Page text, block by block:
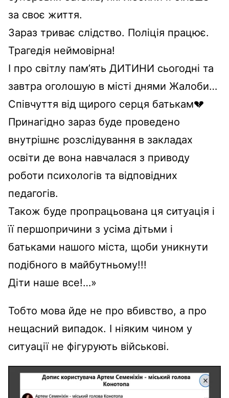
за своє життя.
Зараз триває слідство. Поліція працює.
Трагедія неймовірна!
І про світлу пам’ять ДИТИНИ сьогодні та
завтра оголошую в місті днями Жалоби…
Співчуття від щирого серця батькам💔
Принагідно зараз буде проведено
внутрішнє розслідування в закладах
освіти де вона навчалася з приводу
роботи психологів та відповідних
педагогів.
Також буде пропрацьована ця ситуація і
її першопричини з усіма дітьми і
батьками нашого міста, щоби уникнути
подібного в майбутньому!!!
Діти наше все!…»
Тобто мова йде не про вбивство, а про
нещасний випадок. І ніяким чином у
ситуації не фігурують військові.